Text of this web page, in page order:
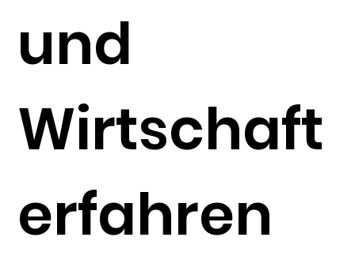
und
Wirtschaft
erfahren